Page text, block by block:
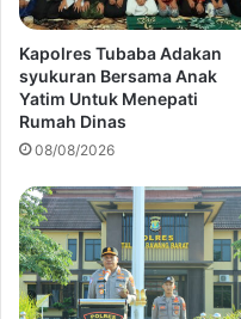
Kapolres Tubaba Adakan
syukuran Bersama Anak
Yatim Untuk Menepati
Rumah Dinas
08/08/2026